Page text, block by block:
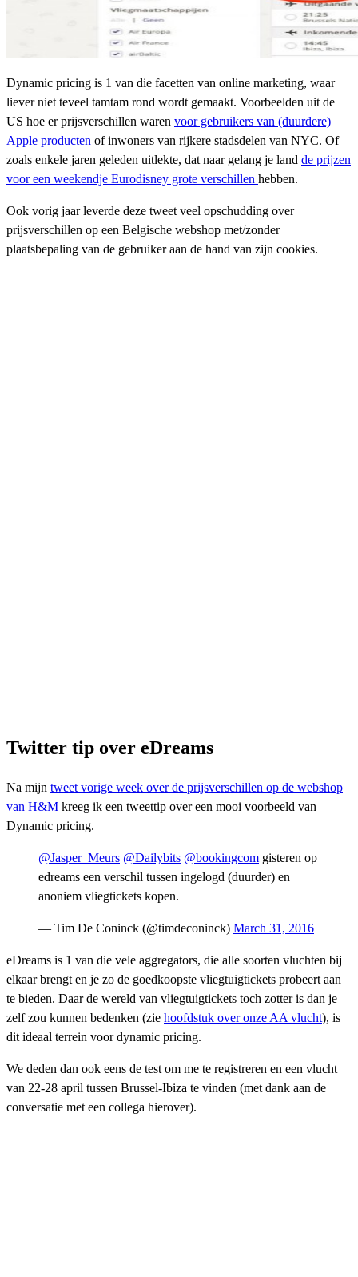
Dynamic pricing is 1 van die facetten van online marketing, waar
liever niet teveel tamtam rond wordt gemaakt. Voorbeelden uit de
US hoe er prijsverschillen waren voor gebruikers van (duurdere)
Apple producten of inwoners van rijkere stadsdelen van NYC. Of
zoals enkele jaren geleden uitlekte, dat naar gelang je land de prijzen
voor een weekendje Eurodisney grote verschillen hebben.
Ook vorig jaar leverde deze tweet veel opschudding over
prijsverschillen op een Belgische webshop met/zonder
plaatsbepaling van de gebruiker aan de hand van zijn cookies.
Twitter tip over eDreams
Na mijn tweet vorige week over de prijsverschillen op de webshop
van H&M kreeg ik een tweettip over een mooi voorbeeld van
Dynamic pricing.
@Jasper_Meurs @Dailybits @bookingcom gisteren op
edreams een verschil tussen ingelogd (duurder) en
anoniem vliegtickets kopen.
— Tim De Coninck (@timdeconinck) March 31, 2016
eDreams is 1 van die vele aggregators, die alle soorten vluchten bij
elkaar brengt en je zo de goedkoopste vliegtuigtickets probeert aan
te bieden. Daar de wereld van vliegtuigtickets toch zotter is dan je
zelf zou kunnen bedenken (zie hoofdstuk over onze AA vlucht), is
dit ideaal terrein voor dynamic pricing.
We deden dan ook eens de test om me te registreren en een vlucht
van 22-28 april tussen Brussel-Ibiza te vinden (met dank aan de
conversatie met een collega hierover).